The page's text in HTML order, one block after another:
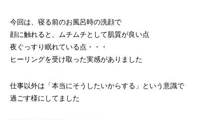
今回は、寝る前のお風呂時の洗顔で
顔に触れると、ムチムチとして肌質が良い点
夜ぐっすり眠れている点・・・
ヒーリングを受け取った実感がありました
仕事以外は「本当にそうしたいからする」という意識で
過ごす様にしてました